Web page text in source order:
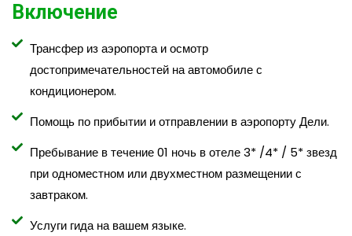
Включение
Трансфер из аэропорта и осмотр
достопримечательностей на автомобиле с
кондиционером.
Помощь по прибытии и отправлении в аэропорту Дели.
Пребывание в течение 01 ночь в отеле 3* /4* / 5* звезд
при одноместном или двухместном размещении с
завтраком.
Услуги гида на вашем языке.